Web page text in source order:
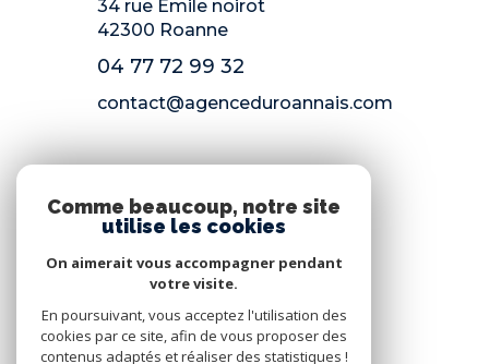
34 rue Emile noirot
42300 Roanne
04 77 72 99 32
contact@agenceduroannais.com
Nous suivre
Comme beaucoup, notre site
utilise les cookies
On aimerait vous accompagner pendant
votre visite.
En poursuivant, vous acceptez l'utilisation des
cookies par ce site, afin de vous proposer des
contenus adaptés et réaliser des statistiques !